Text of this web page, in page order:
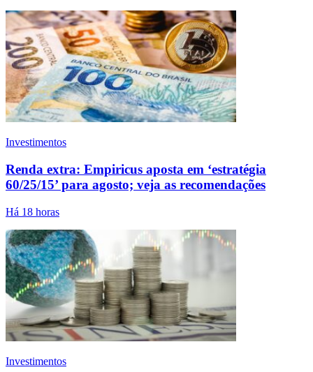
Investimentos
Renda extra: Empiricus aposta em ‘estratégia
60/25/15’ para agosto; veja as recomendações
Há 18 horas
Investimentos